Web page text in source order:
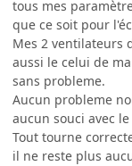
tous mes
que ce soit pour
Mes 2 ventilateurs
aussi le celui de
sans probleme.
Aucun probleme
aucun souci avec
Tout tourne
il ne reste plus